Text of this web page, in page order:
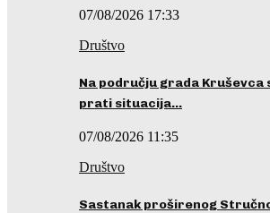
07/08/2026 17:33
Društvo
Na području grada Kruševca
prati situacija…
07/08/2026 11:35
Društvo
Sastanak proširenog